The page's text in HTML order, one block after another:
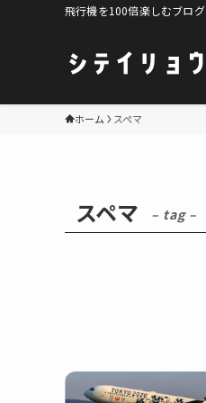
飛行機を100倍楽しむブログ
ホーム スペマ
スペマ – tag –